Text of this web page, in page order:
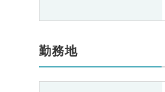
勤務地